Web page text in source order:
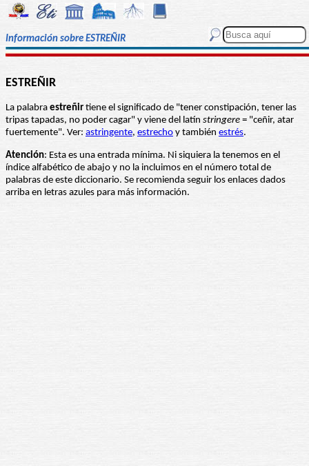
Información sobre ESTREÑIR
ESTREÑIR
La palabra estreñir tiene el significado de "tener constipación, tener las
tripas tapadas, no poder cagar" y viene del latín stringere = "ceñir, atar
fuertemente". Ver: astringente, estrecho y también estrés.
Atención: Esta es una entrada mínima. Ni siquiera la tenemos en el
índice alfabético de abajo y no la incluimos en el número total de
palabras de este diccionario. Se recomienda seguir los enlaces dados
arriba en letras azules para más información.